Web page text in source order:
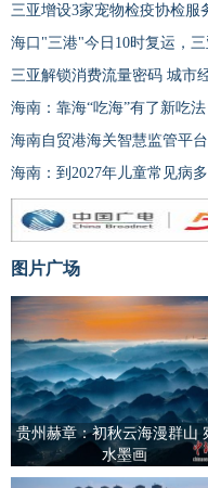
三亚增设3家宠物检疫协检服
海口"三港"今日10时复运，
三亚解锁消费流量密码 城市
海南：靠海“吃海”有了新吃法
海南自贸港海关智慧监管平
海南：到2027年儿童常见病
图片广场
贵州赫章：初秋云海漫群山
水墨画